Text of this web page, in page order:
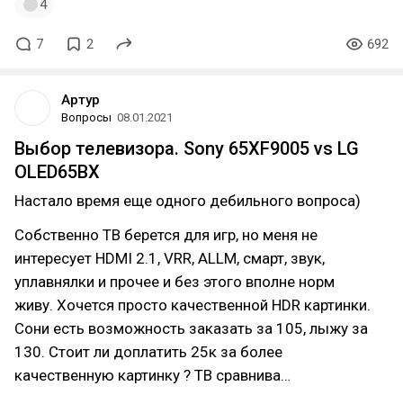
4
7 2 692
Артур
Вопросы 08.01.2021
Выбор телевизора. Sony 65XF9005 vs LG
OLED65BX
Настало время еще одного дебильного вопроса)
Собственно ТВ берется для игр, но меня не
интересует HDMI 2.1, VRR, ALLM, смарт, звук,
уплавнялки и прочее и без этого вполне норм
живу. Хочется просто качественной HDR картинки.
Сони есть возможность заказать за 105, лыжу за
130. Стоит ли доплатить 25к за более
качественную картинку ? ТВ сравнива…